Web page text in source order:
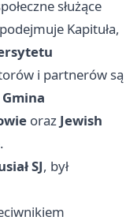
służące
Kapituła,
i partnerów są
Gmina
oraz Jewish
.
SJ, był